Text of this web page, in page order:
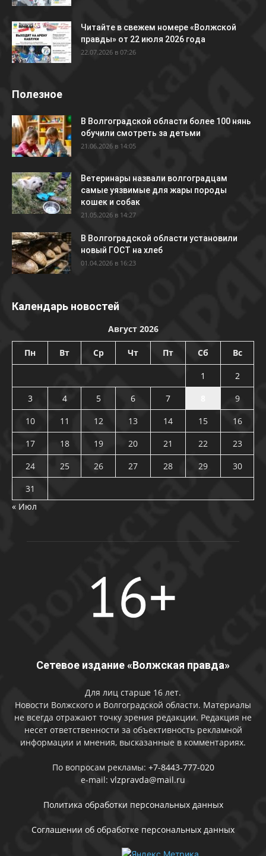
Читайте в свежем номере «Волжской
правды» от 22 июля 2026 года
22.07.2026 в 07:26
Полезное
В Волгоградской области более 100 нянь
обучили смотреть за детьми
21.06.2026 в 14:05
Ветеринары назвали волгоградцам
самые уязвимые для жары породы
кошек и собак
21.05.2026 в 14:27
В Волгоградской области установили
новый ГОСТ на хлеб
01.04.2026 в 16:23
Календарь новостей
Август 2026
Пн Вт Ср Чт Пт Сб Вс
1
2
3
4 5 6 7
9
10
11 12 13 14 15
16
17
18 19 20 21 22
23
24
25 26 27 28 29
30
31
« Июл
Сетевое издание «Волжская правда»
Для лиц старше 16 лет.
Новости Волжского и Волгоградской области. Материалы
не всегда отражают точку зрения редакции. Редакция не
несет ответственности за объективность рекламной
информации и мнения, высказанные в комментариях.
По вопросам рекламы: +7-8443-777-020
e-mail: vlzpravda@mail.ru
Политика обработки персональных данных
Соглашении об обработке персональных данных